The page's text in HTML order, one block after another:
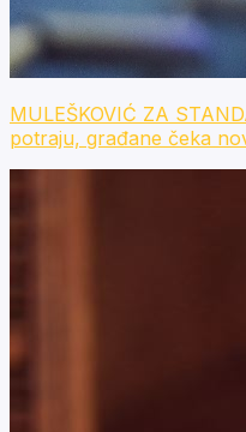
MULEŠKOVIĆ ZA
potraju, građane čeka